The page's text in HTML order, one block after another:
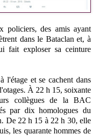
policiers, des amis ayant
dans le Bataclan et, à
fait exploser sa ceinture
l'étage et se cachent dans
À 22 h 15, soixante
collègues de la BAC
par dix homologues du
De 22 h 15 à 22 h 30, elle
les quarante hommes de